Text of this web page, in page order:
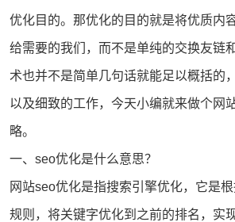
优化目的。那优化的目的就是将优质内
给需要的我们，而不是单纯的交换友链
术也并不是简单几句话就能足以概括的
以及细致的工作，今天小编就来做个网
略。
一、 seo优化是什么意思？
网站seo优化是指搜索引擎优化，它是
规则，将关键字优化到之前的排名，实